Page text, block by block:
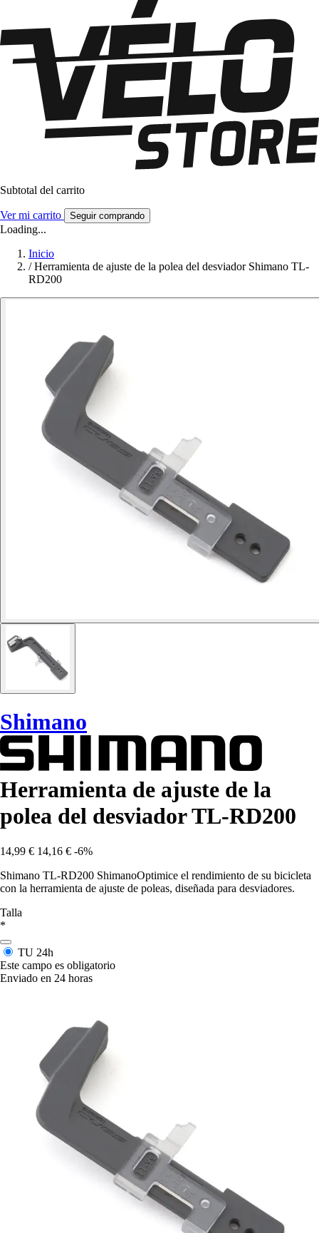
Subtotal del carrito
Ver mi carrito Seguir comprando
Loading...
Inicio
/ Herramienta de ajuste de la polea del desviador Shimano TL-
RD200
Shimano
Herramienta de ajuste de la
polea del desviador TL-RD200
14,99 € 14,16 € -6%
Shimano TL-RD200 ShimanoOptimice el rendimiento de su bicicleta
con la herramienta de ajuste de poleas, diseñada para desviadores.
Talla
*
TU 24h
Este campo es obligatorio
Enviado en 24 horas